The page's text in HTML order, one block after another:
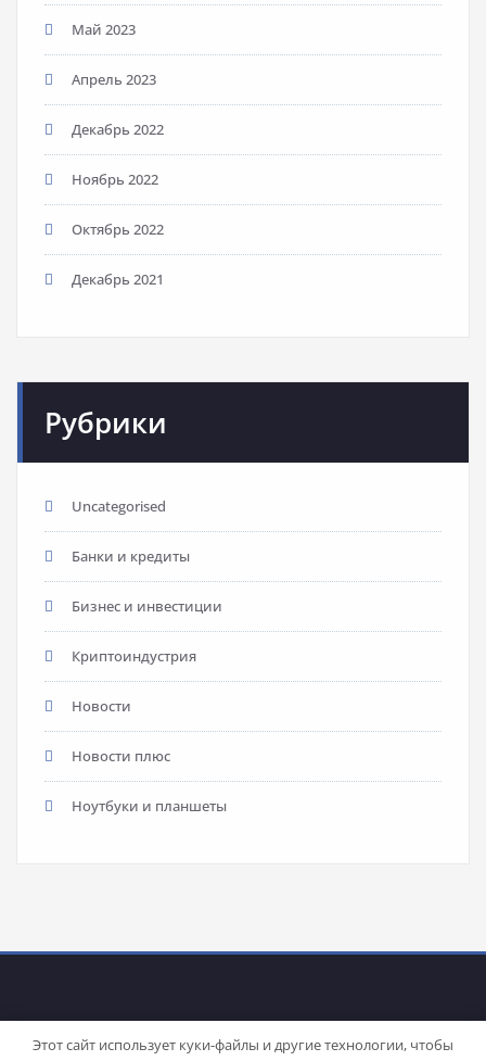
Май 2023
Апрель 2023
Декабрь 2022
Ноябрь 2022
Октябрь 2022
Декабрь 2021
Рубрики
Uncategorised
Банки и кредиты
Бизнес и инвестиции
Криптоиндустрия
Новости
Новости плюс
Ноутбуки и планшеты
Этот сайт использует куки-файлы и другие технологии, чтобы